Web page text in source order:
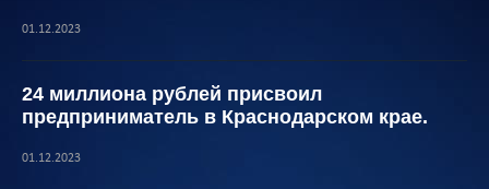
01.12.2023
24 миллиона рублей присвоил
предприниматель в Краснодарском крае.
01.12.2023